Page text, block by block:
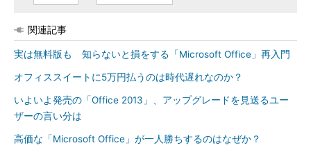
関連記事
実は無料版も 知らないと損をする「Microsoft Office」再入門
オフィススイートに5万円払うのは時代遅れなのか？
いよいよ発売の「Office 2013」、アップグレードを見送るユー
ザーの言い分は
高価な「Microsoft Office」が一人勝ちするのはなぜか？